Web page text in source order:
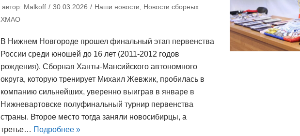
автор: Malkoff 30.03.2026 Наши новости, Новости сборных
ХМАО
В Нижнем Новгороде прошел финальный этап первенства
России среди юношей до 16 лет (2011-2012 годов
рождения). Сборная Ханты-Мансийского автономного
округа, которую тренирует Михаил Жевжик, пробилась в
компанию сильнейших, уверенно выиграв в январе в
Нижневартовске полуфинальный турнир первенства
страны. Второе место тогда заняли новосибирцы, а
третье… Подробнее »